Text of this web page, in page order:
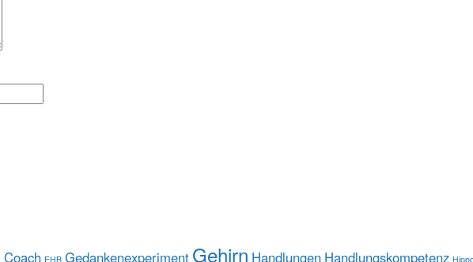
Coach EHB Gedankenexperiment Gehirn Handlungen Handlungskompetenz